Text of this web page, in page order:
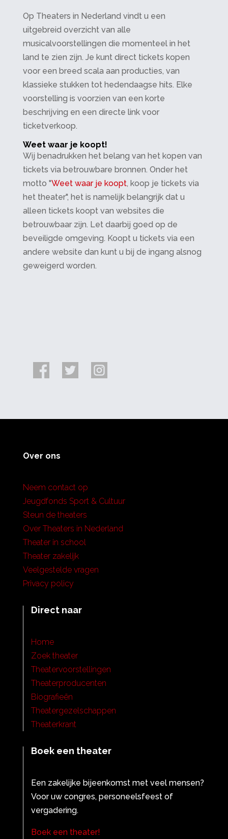
Op Theaters in Nederland vindt u een
uitgebreid overzicht van alle
musicalvoorstellingen die momenteel in het
land te zien zijn. Je kunt direct tickets kopen
voor een breed scala aan producties, van
klassieke stukken tot hedendaagse hits. Elke
voorstelling is voorzien van een korte
beschrijving en een directe link voor
ticketverkoop.
Weet waar je koopt!
Wij benadrukken het belang van het kopen van
tickets via betrouwbare bronnen. Onder het
motto "Weet waar je koopt, koop je tickets via
het theater", het is namelijk belangrijk dat u
alleen tickets koopt van websites die
betrouwbaar zijn. Let daarbij goed op de
beveiligde omgeving. Koopt u tickets via een
andere website dan kunt u bij de ingang alsnog
geweigerd worden.
Over ons
Neem contact op
Jeugdfonds Sport & Cultuur
Steun de theaters
Over Theaters in Nederland
Theater in school
Theater zakelijk
Veelgestelde vragen
Privacy policy
Direct naar
Home
Zoek theater
Theatervoorstellingen
Theaterproducenten
Biografieën
Theatergezelschappen
Theaterkrant
Boek een theater
Een zakelijke bijeenkomst met veel mensen?
Voor uw congres, personeelsfeest of
vergadering.
Boek een theater!